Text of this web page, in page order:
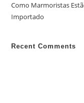
Como Marmoristas
Importado
Recent Comments